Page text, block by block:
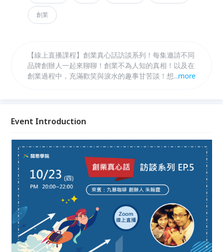
創業
【線上直播課程】創業真心話訪談系列！每集邀請不同
品牌創辦人一起來聊聊！創業不為人知的真相！以及在
創業過程中，充滿歡笑與淚水的趣事甘苦談！想更了解
...more
Event Introduction